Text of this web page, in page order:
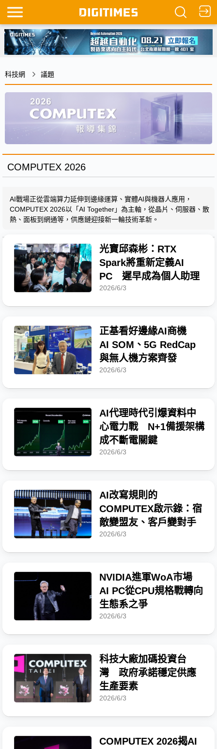
科技網 議題
COMPUTEX 2026
AI戰場正從雲端算力延伸到邊緣運算、實體AI與機器人應用，
COMPUTEX 2026以「AI Together」為主軸，從晶片、伺服器、散
熱、面板到網通等，供應鏈迎接新一輪技術革新。
光寶邱森彬：RTX
Spark將重新定義AI
PC 遲早成為個人助理
2026/6/3
正基看好邊緣AI商機
AI SOM、5G RedCap
與無人機方案齊發
2026/6/3
AI代理時代引爆資料中
心電力戰 N+1備援架構
成不斷電關鍵
2026/6/3
AI改寫規則的
COMPUTEX啟示錄：宿
敵變盟友、客戶變對手
2026/6/3
NVIDIA進軍WoA市場
AI PC從CPU規格戰轉向
生態系之爭
2026/6/3
科技大廠加碼投資台
灣 政府承諾穩定供應
生產要素
2026/6/3
COMPUTEX 2026揭AI